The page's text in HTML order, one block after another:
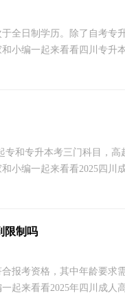
全日制学历。除了自考专
小编一起来看看四川专升
和专升本考三门科目，
小编一起来看看2025四川
限制吗
报考资格，其中年龄要求
起来看看2025年四川成人